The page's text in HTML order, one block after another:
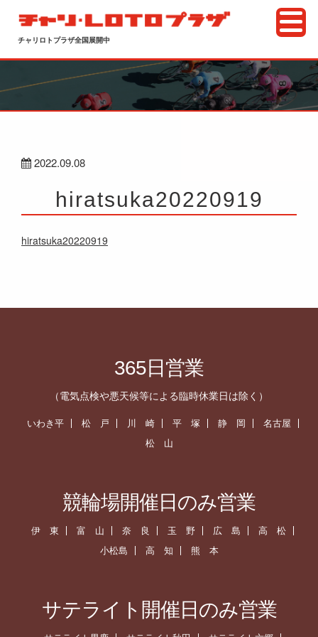
チャリロトプラザ全国展開中
2022.09.08
hiratsuka20220919
hiratsuka20220919
365日営業
（電気点検や悪天候等による臨時休業日は除く）
いわき平 松 戸 川 崎 平 塚 静 岡
名古屋
松 山
競輪場開催日のみ営業
伊 東 富 山 奈 良 玉 野 広 島
高 松
小松島
高 知 熊 本
サテライト開催日のみ営業